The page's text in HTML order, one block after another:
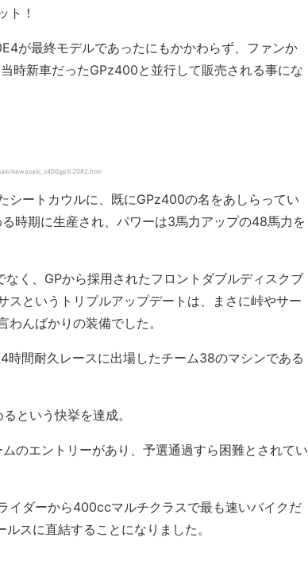
ト！
が最終モデルであったにもかかわらず、ファンか
時新車だったGPz400と並行して販売される事にな
kawasaki_z400gp%2082.htm
シートカウルに、既にGPz400の名をあしらってい
時期に生産され、パワーは3馬力アップの48馬力を
く、GPから採用されたフロントダブルディスクブ
スというトリプルアップデートは、まさに峠やサー
んばかりの装備でした。
間耐久レースに出場したチーム38のマシンである
という快挙を達成。
のエントリーがあり、予選通過すら困難とされてい
イダーから400ccマルチクラスで最も速いバイクだ
スに直結することになりました。